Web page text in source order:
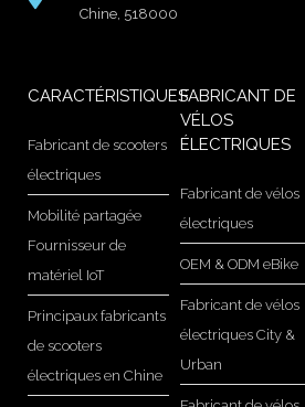
Chine, 518000
CARACTÉRISTIQUES
Fabricant de scooters
électriques
Mobilité partagée
Fournisseur de
matériel IoT
Principaux fabricants
de scooters
électriques en Chine
FABRICANT DE
VÉLOS
ÉLECTRIQUES
Fabricant de vélos
électriques
OEM & ODM eBike
Fabricant de vélos
électriques City &
Urban